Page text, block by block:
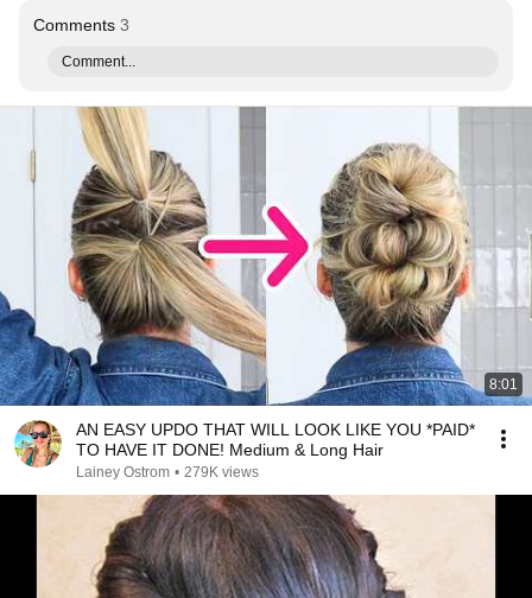
Comments 3
Comment...
8:01
AN EASY UPDO THAT WILL LOOK LIKE YOU *PAID*
TO HAVE IT DONE! Medium & Long Hair
Lainey Ostrom • 279K views